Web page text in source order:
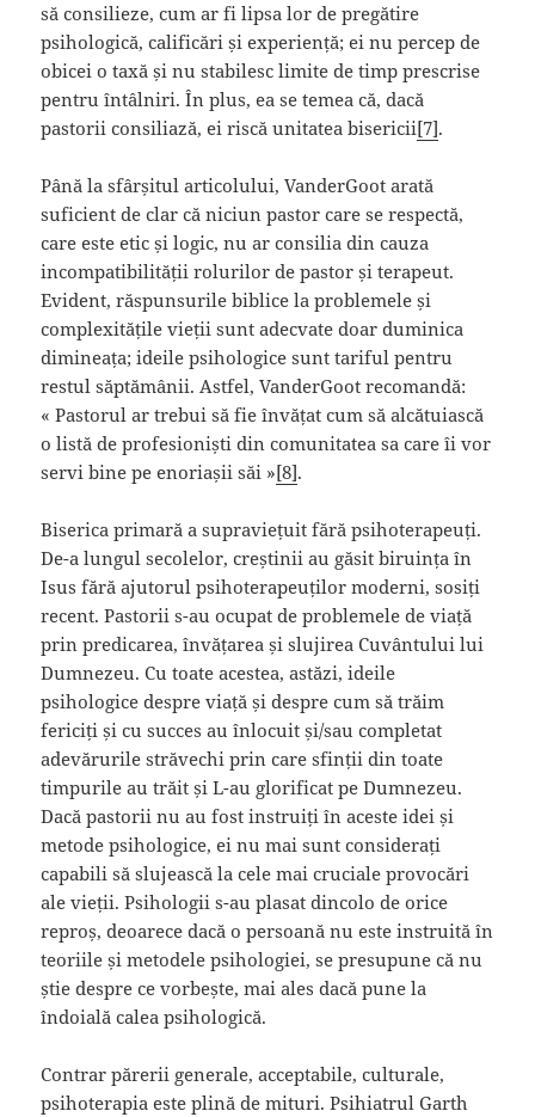
să consilieze, cum ar fi lipsa lor de pregătire
psihologică, calificări și experiență; ei nu percep de
obicei o taxă și nu stabilesc limite de timp prescrise
pentru întâlniri. În plus, ea se temea că, dacă
pastorii consiliază, ei riscă unitatea bisericii[7].
Până la sfârșitul articolului, VanderGoot arată
suficient de clar că niciun pastor care se respectă,
care este etic și logic, nu ar consilia din cauza
incompatibilității rolurilor de pastor și terapeut.
Evident, răspunsurile biblice la problemele și
complexitățile vieții sunt adecvate doar duminica
dimineața; ideile psihologice sunt tariful pentru
restul săptămânii. Astfel, VanderGoot recomandă:
« Pastorul ar trebui să fie învățat cum să alcătuiască
o listă de profesioniști din comunitatea sa care îi vor
servi bine pe enoriașii săi »[8].
Biserica primară a supraviețuit fără psihoterapeuți.
De-a lungul secolelor, creștinii au găsit biruința în
Isus fără ajutorul psihoterapeuților moderni, sosiți
recent. Pastorii s-au ocupat de problemele de viață
prin predicarea, învățarea și slujirea Cuvântului lui
Dumnezeu. Cu toate acestea, astăzi, ideile
psihologice despre viață și despre cum să trăim
fericiți și cu succes au înlocuit și/sau completat
adevărurile străvechi prin care sfinții din toate
timpurile au trăit și L-au glorificat pe Dumnezeu.
Dacă pastorii nu au fost instruiți în aceste idei și
metode psihologice, ei nu mai sunt considerați
capabili să slujească la cele mai cruciale provocări
ale vieții. Psihologii s-au plasat dincolo de orice
reproș, deoarece dacă o persoană nu este instruită în
teoriile și metodele psihologiei, se presupune că nu
știe despre ce vorbește, mai ales dacă pune la
îndoială calea psihologică.
Contrar părerii generale, acceptabile, culturale,
psihoterapia este plină de mituri. Psihiatrul Garth